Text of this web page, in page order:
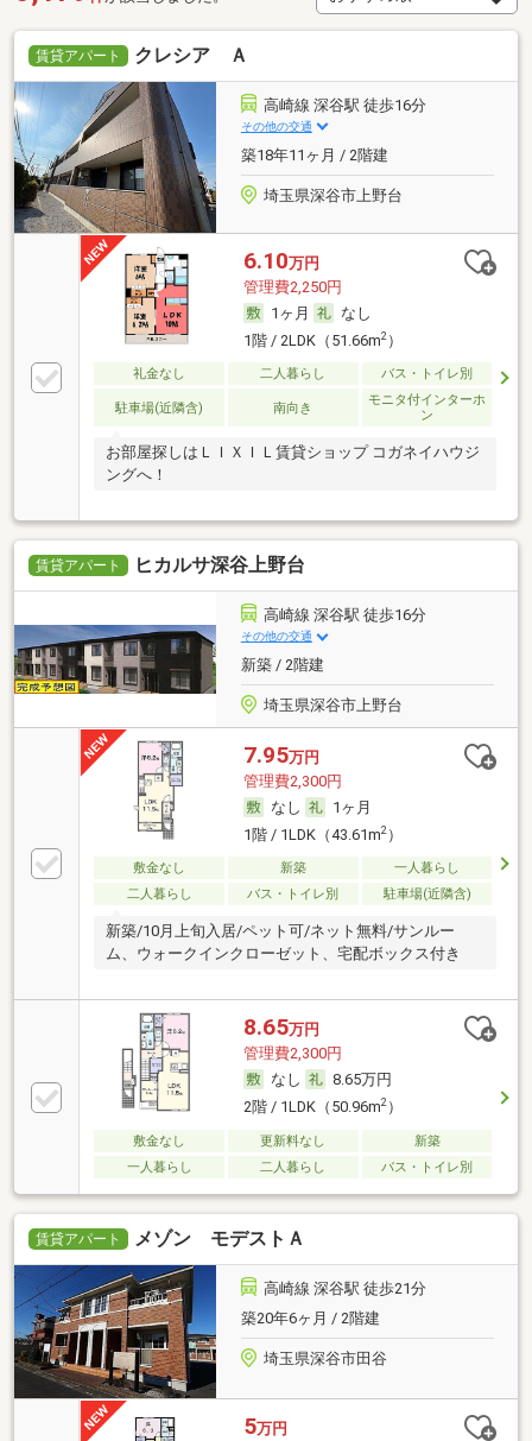
賃貸アパート クレシア Ａ
高崎線 深谷駅 徒歩16分
その他の交通
築18年11ヶ月 / 2階建
埼玉県深谷市上野台
6.10万円
管理費2,250円
1ヶ月
なし
1階 / 2LDK（51.66m2）
礼金なし 二人暮らし バス・トイレ別
駐車場(近隣含) 南向き
モニタ付インターホ
ン
お部屋探しはＬＩＸＩＬ賃貸ショップ コガネイハウジ
ングへ！
賃貸アパート ヒカルサ深谷上野台
高崎線 深谷駅 徒歩16分
その他の交通
新築 / 2階建
埼玉県深谷市上野台
7.95万円
管理費2,300円
なし
1ヶ月
1階 / 1LDK（43.61m2）
敷金なし 新築
一人暮らし
二人暮らし
バス・トイレ別 駐車場(近隣含)
新築/10月上旬入居/ペット可/ネット無料/サンルー
ム、ウォークインクローゼット、宅配ボックス付き
8.65万円
管理費2,300円
なし
8.65万円
2階 / 1LDK（50.96m2）
敷金なし 更新料なし
新築
一人暮らし
二人暮らし バス・トイレ別
賃貸アパート メゾン モデストＡ
高崎線 深谷駅 徒歩21分
築20年6ヶ月 / 2階建
埼玉県深谷市田谷
5万円